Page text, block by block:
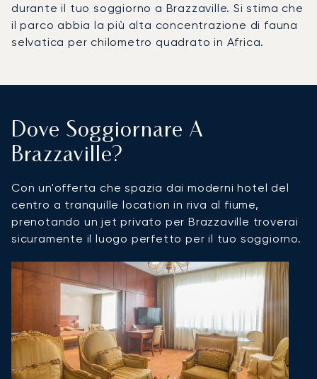
durante il tuo soggiorno a Brazzaville. Si stima che
il parco abbia la più alta concentrazione di fauna
selvatica per chilometro quadrato in Africa.
Dove Soggiornare A
Brazzaville?
Con un'offerta che spazia dai moderni hotel del
centro a tranquille location in riva al fiume,
prenotando un jet privato per Brazzaville troverai
sicuramente il luogo perfetto per il tuo soggiorno.